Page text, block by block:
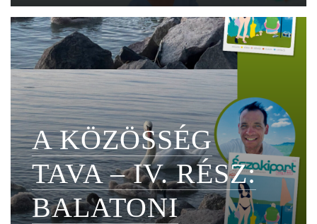
A KÖZÖSSÉG
TAVA – IV. RÉSZ:
BALATONI